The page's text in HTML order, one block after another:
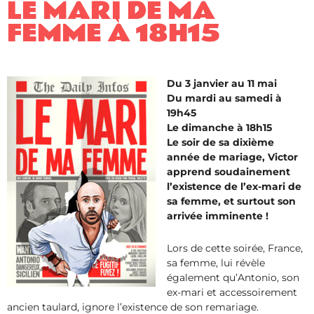
LE MARI DE MA
FEMME​ À 18H15
Du 3 janvier au 11 mai
Du mardi au samedi à
19h45
Le dimanche à 18h15
Le soir de sa dixième
année de mariage, Victor
apprend soudainement
l’existence de l’ex-mari de
sa femme, et surtout son
arrivée imminente !
Lors de cette soirée, France,
sa femme, lui révèle
également qu’Antonio, son
ex-mari et accessoirement
ancien taulard, ignore l’existence de son remariage.